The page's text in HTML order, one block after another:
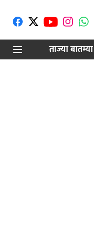
ताज्या बातम्या